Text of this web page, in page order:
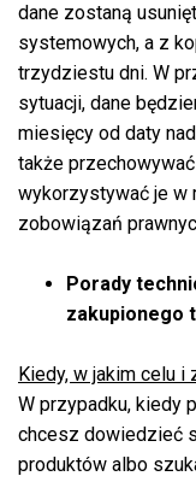
dane zostaną
systemowych, a z
trzydziestu dni. W
sytuacji, dane
miesięcy od daty
także
wykorzystywać je w
zobowiązań
Porady
zakupionego
Kiedy, w jakim celu i
W przypadku, kiedy
chcesz dowiedzieć
produktów albo